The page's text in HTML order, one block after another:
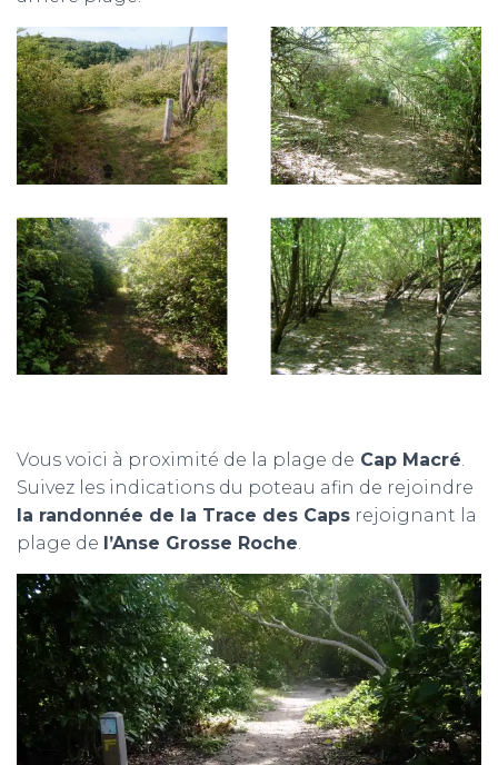
Vous voici à proximité de la plage de Cap Macré.
Suivez les indications du poteau afin de rejoindre
la randonnée de la Trace des Caps rejoignant la
plage de l’Anse Grosse Roche.